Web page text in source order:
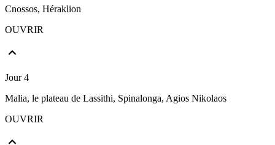
Cnossos, Héraklion
OUVRIR
Jour 4
Malia, le plateau de Lassithi, Spinalonga, Agios Nikolaos
OUVRIR